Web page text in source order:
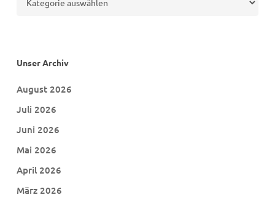
Unser Archiv
August 2026
Juli 2026
Juni 2026
Mai 2026
April 2026
März 2026